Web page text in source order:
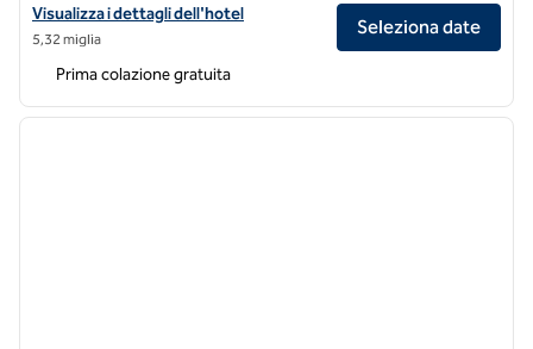
Visualizza i dettagli dell'hotel Hampton Inn San Francisco-Airport
Visualizza i dettagli dell'hotel
5,32 miglia
Seleziona date
Prima colazione gratuita
1 di 12